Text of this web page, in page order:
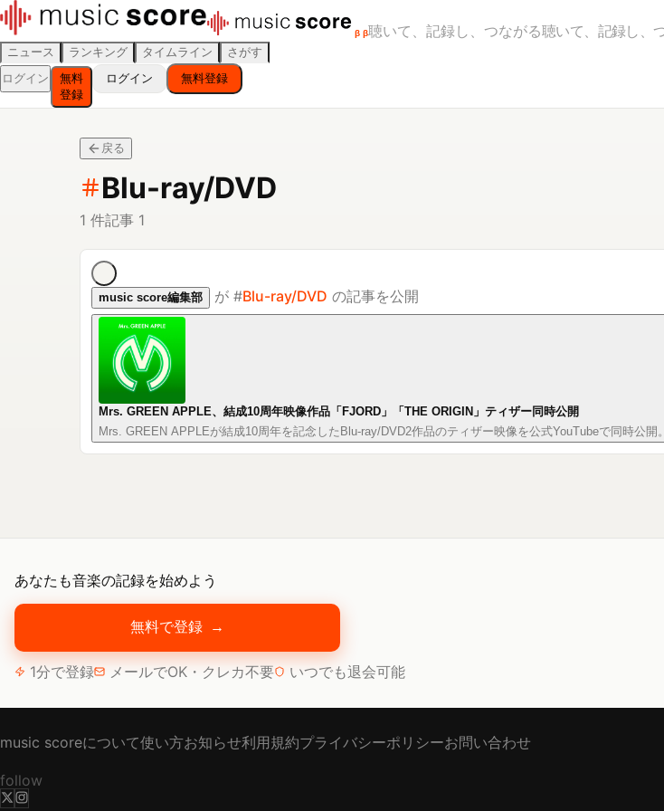
β β聴いて、記録し、つながる聴いて、記録し、
ニュース ランキング タイムライン
さがす
ログイン
無料
登録
ログイン 無料登録
戻る
Blu-ray/DVD
1 件記事 1
music score編集部 が #Blu-ray/DVD の記事を公開
Mrs. GREEN APPLE、結成10周年映像作品「FJORD」「THE ORIGIN」ティザー同時公開
Mrs. GREEN APPLEが結成10周年を記念したBlu-ray/DVD2作品のティザー映像を公式YouTubeで同時公
あなたも音楽の記録を始めよう
無料で登録 →
1分で登録 メールでOK・クレカ不要 いつでも退会可能
music scoreについて使い方お知らせ利用規約プライバシーポリシーお問い合わせ
follow